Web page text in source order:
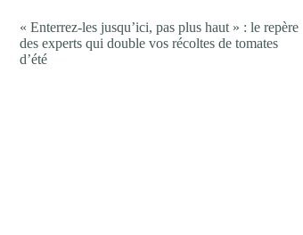
« Enterrez-les jusqu’ici, pas plus haut » : le repère
des experts qui double vos récoltes de tomates
d’été